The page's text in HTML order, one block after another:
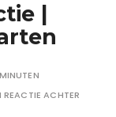
|
REACTIE ACHTER